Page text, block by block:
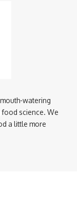
watering
science. We
a little more